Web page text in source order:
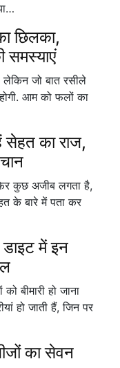
छिलका,
समस्याएं
जो बात रसीले
आम को फलों का
का राज,
कुछ अजीब लगता है,
के बारे में पता कर
में इन
बीमारी हो जाना
हो जाती हैं, जिन पर
का सेवन